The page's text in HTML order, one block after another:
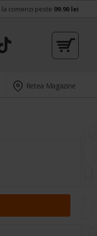
la comenzi peste 99.90 lei
Retea Magazine